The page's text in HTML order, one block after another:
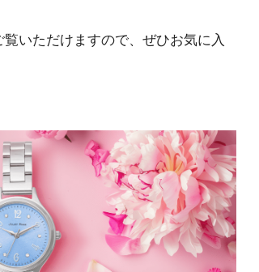
いただけますので、ぜひお気に入